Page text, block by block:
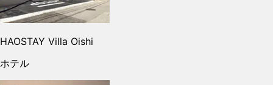
HAOSTAY Villa Oishi
ホテル